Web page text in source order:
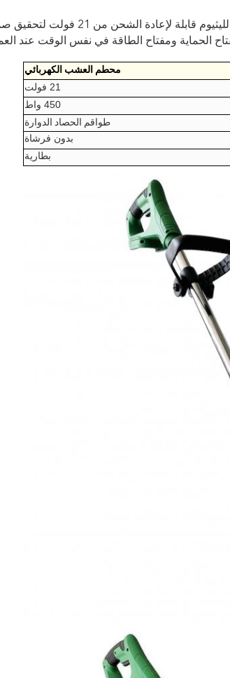
قابلة لإعادة الشحن و بدون سلك، عملية آمنة -- بطارية
الحماية ومفتاح الطاقة في نفس الوقت عند
محطم العشب الكهربائي
21 فولت
450 واط
طواقم الحصاد الدوارة
بدون فرشاة
بطارية